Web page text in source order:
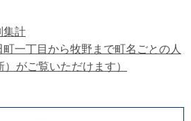
集計
一丁目から牧野まで町名ごとの人
がご覧いただけます）